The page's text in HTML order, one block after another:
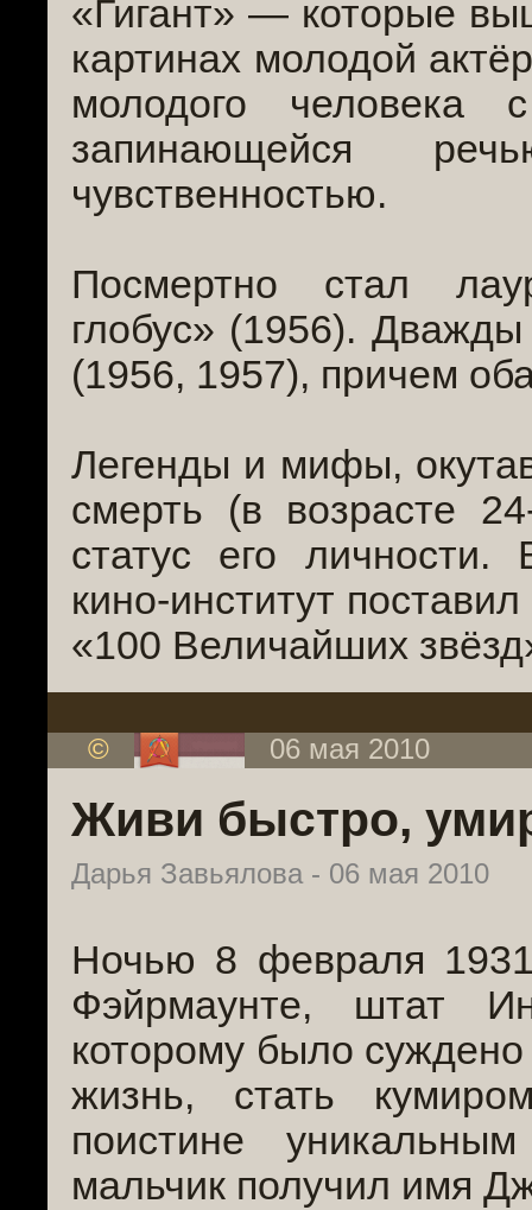
«Гигант» — которые
картинах молодой
молодого человека
запинающейся
чувственностью.
Посмертно стал
глобус» (1956).
(1956, 1957), причем
Легенды и мифы,
смерть (в возрасте
статус его
кино-институт
«100 Величайших
© 06 мая 2010
Живи быстро,
Дарья Завьялова - 06 мая 2010
Ночью 8 февраля
Фэйрмаунте, штат
которому было
жизнь, стать
поистине
мальчик получил имя